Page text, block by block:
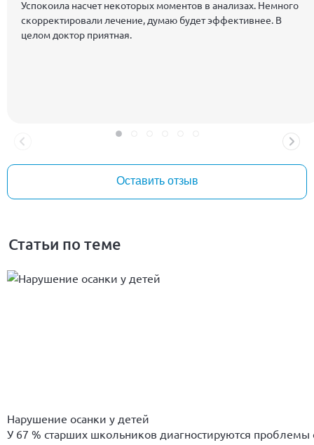
Успокоила насчет некоторых моментов в анализах. Немного
скорректировали лечение, думаю будет эффективнее. В
целом доктор приятная.
Оставить отзыв
Статьи по теме
Нарушение осанки у детей
У 67 % старших школьников диагностируются проблемы